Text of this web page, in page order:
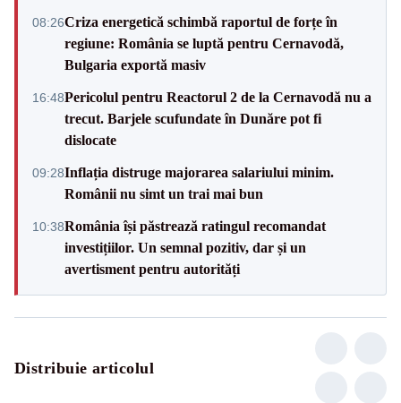
08:26Criza energetică schimbă raportul de forțe în
regiune: România se luptă pentru Cernavodă,
Bulgaria exportă masiv
16:48Pericolul pentru Reactorul 2 de la Cernavodă nu a
trecut. Barjele scufundate în Dunăre pot fi
dislocate
09:28Inflația distruge majorarea salariului minim.
Românii nu simt un trai mai bun
10:38România își păstrează ratingul recomandat
investițiilor. Un semnal pozitiv, dar și un
avertisment pentru autorități
Distribuie articolul